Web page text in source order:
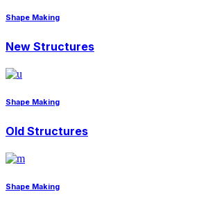
Shape Making
New Structures
Shape Making
Old Structures
Shape Making